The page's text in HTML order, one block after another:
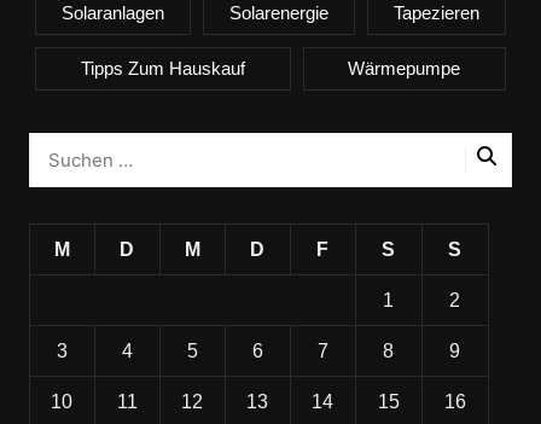
Solaranlagen Solarenergie Tapezieren
Tipps Zum Hauskauf Wärmepumpe
M D M D F S S
1 2
3 4 5 6 7 8 9
10 11 12 13 14 15 16